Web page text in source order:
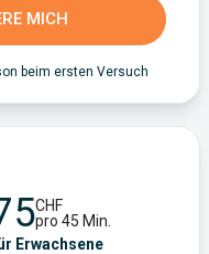
MICH
beim ersten Versuch
CHF
pro 45 Min.
Erwachsene